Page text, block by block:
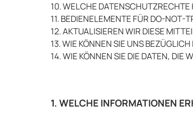
10. WELCHE DATENSCHUTZRECHTE
11. BEDIENELEMENTE FÜR DO-NOT-
12. AKTUALISIEREN WIR DIESE
13. WIE KÖNNEN SIE UNS
14. WIE KÖNNEN SIE DIE DATEN, DIE
1. WELCHE INFORMATIONEN